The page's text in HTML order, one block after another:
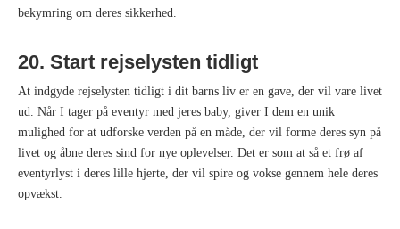
bekymring om deres sikkerhed.
20. Start rejselysten tidligt
At indgyde rejselysten tidligt i dit barns liv er en gave, der vil vare livet
ud. Når I tager på eventyr med jeres baby, giver I dem en unik
mulighed for at udforske verden på en måde, der vil forme deres syn på
livet og åbne deres sind for nye oplevelser. Det er som at så et frø af
eventyrlyst i deres lille hjerte, der vil spire og vokse gennem hele deres
opvækst.